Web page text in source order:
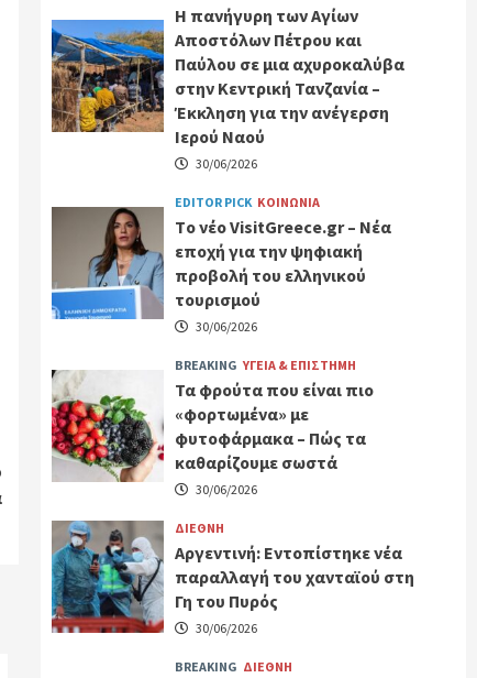
Η πανήγυρη των Αγίων
Αποστόλων Πέτρου και
Παύλου σε μια αχυροκαλύβα
στην Κεντρική Τανζανία –
Έκκληση για την ανέγερση
Ιερού Ναού
30/06/2026
EDITOR PICK ΚΟΙΝΩΝΙΑ
Tο νέο VisitGreece.gr – Νέα
εποχή για την ψηφιακή
προβολή του ελληνικού
τουρισμού
30/06/2026
BREAKING ΥΓΕΙΑ & ΕΠΙΣΤΗΜΗ
Τα φρούτα που είναι πιο
«φορτωμένα» με
φυτοφάρμακα – Πώς τα
καθαρίζουμε σωστά
30/06/2026
ΔΙΕΘΝΗ
Αργεντινή: Εντοπίστηκε νέα
παραλλαγή του χανταϊού στη
Γη του Πυρός
30/06/2026
BREAKING ΔΙΕΘΝΗ